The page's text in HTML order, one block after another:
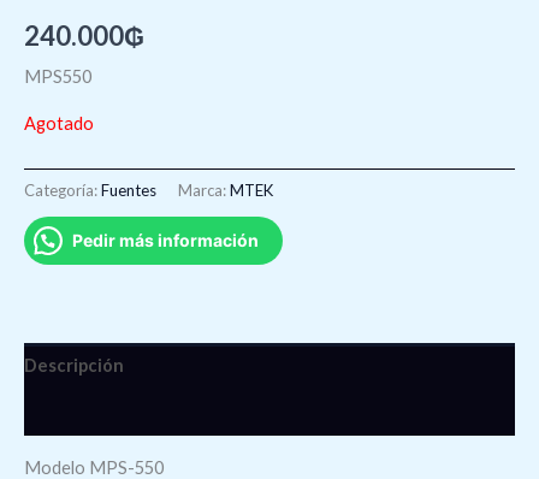
240.000₲
MPS550
Agotado
Categoría:Fuentes Marca:MTEK
Pedir más información
Descripción
Modelo MPS-550